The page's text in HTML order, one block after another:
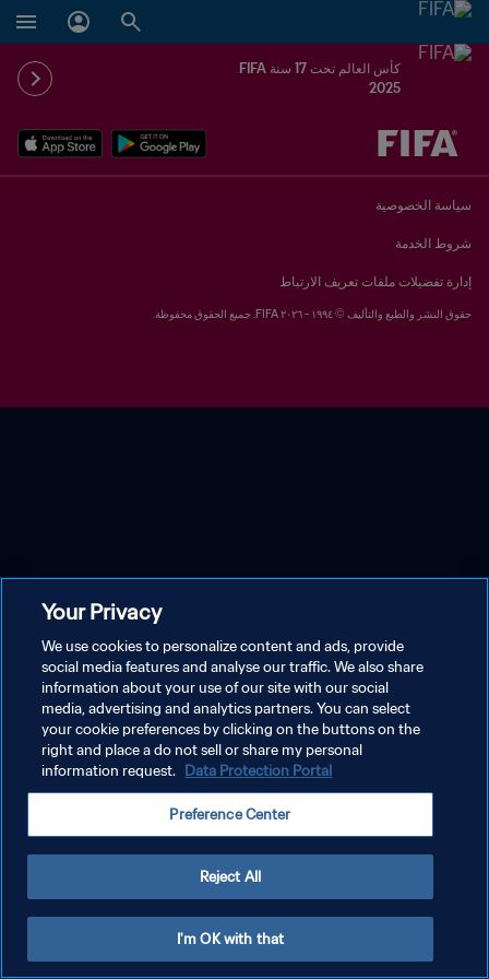
كأس العالم تحت 17 سنة FIFA
2025
يُحدَّد لاحقاً ضد يُحدَّد لاحقاً
سياسة الخصوصية
شروط الخدمة
إدارة تفضيلات ملفات تعريف الارتباط
حقوق النشر والطبع والتأليف © ١٩٩٤ - ٢٠٢٦ FIFA. جميع الحقوق محفوظة.
Your Privacy
We use cookies to personalize content and ads, provide
social media features and analyse our traffic. We also share
information about your use of our site with our social
media, advertising and analytics partners. You can select
your cookie preferences by clicking on the buttons on the
right and place a do not sell or share my personal
information request. Data Protection Portal
Preference Center
Reject All
I'm OK with that